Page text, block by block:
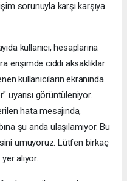
sorunuyla karşı karşıya
kullanıcı, hesaplarına
erişimde ciddi aksaklıklar
kullanıcıların ekranında
uyarısı görüntüleniyor.
hata mesajında,
şu anda ulaşılamıyor. Bu
umuyoruz. Lütfen birkaç
alıyor.